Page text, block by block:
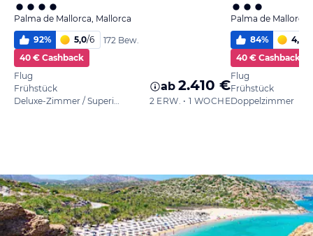
Palma de Mallorca, Mallorca
92% 5,0/6
172 Bew.
40 € Cashback
Flug
Frühstück
Deluxe-Zimmer / Superior
ab 2.410 €
2 ERW. • 1 WOCHE
Palma de Mallorca,
84% 4,8
40 € Cashback
Flug
Frühstück
Doppelzimmer